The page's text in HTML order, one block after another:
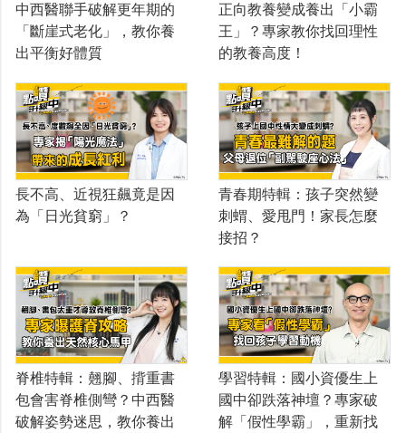
中西醫聯手破解更年期的
「斷崖式老化」，教你養
出平衡好體質
正向教養變成養出「小霸
王」？專家教你找回理性
的教養高度！
長不高、近視狂飆竟是因
為「日光貧窮」？
青春期特輯：孩子突然變
刺蝟、愛甩門！家長怎麼
接招？
脊椎特輯：翹腳、揹重書
包會害脊椎側彎？中西醫
破解姿勢迷思，教你養出
學習特輯：國小資優生上
國中卻跌落神壇？專家破
解「假性學霸」，重新找